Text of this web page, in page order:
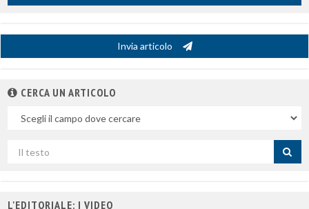
Invia articolo
CERCA UN ARTICOLO
campo
per
L'EDITORIALE: I VIDEO